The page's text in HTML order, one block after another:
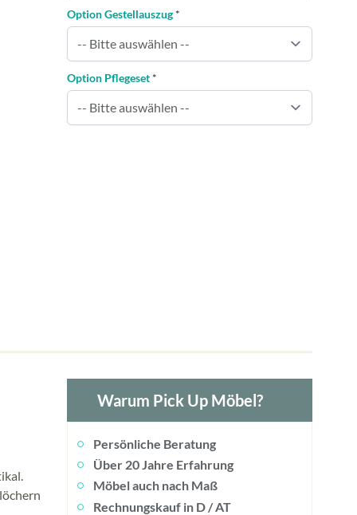
Option Gestellauszug *
Option Pflegeset *
Warum Pick Up Möbel?
Persönliche Beratung
Über 20 Jahre Erfahrung
Möbel auch nach Maß
Rechnungskauf in D / AT